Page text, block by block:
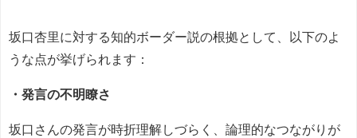
坂口杏里に対する知的ボーダー説の根拠として、以下のよ
うな点が挙げられます：
・発言の不明瞭さ
坂口さんの発言が時折理解しづらく、論理的なつながりが